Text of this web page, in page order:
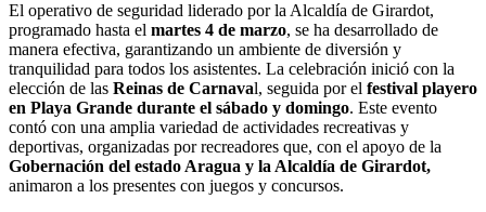
El operativo de seguridad liderado por la Alcaldía de Girardot,
programado hasta el martes 4 de marzo, se ha desarrollado de
manera efectiva, garantizando un ambiente de diversión y
tranquilidad para todos los asistentes. La celebración inició con la
elección de las Reinas de Carnaval, seguida por el festival playero
en Playa Grande durante el sábado y domingo. Este evento
contó con una amplia variedad de actividades recreativas y
deportivas, organizadas por recreadores que, con el apoyo de la
Gobernación del estado Aragua y la Alcaldía de Girardot,
animaron a los presentes con juegos y concursos.